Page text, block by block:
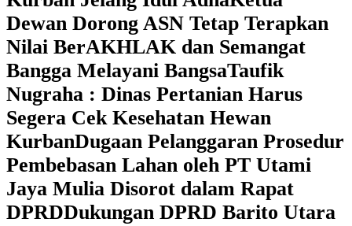
Dewan Dorong ASN Tetap Terapkan
Nilai BerAKHLAK dan Semangat
Bangga Melayani BangsaTaufik
Nugraha : Dinas Pertanian Harus
Segera Cek Kesehatan Hewan
KurbanDugaan Pelanggaran Prosedur
Pembebasan Lahan oleh PT Utami
Jaya Mulia Disorot dalam Rapat
DPRDDukungan DPRD Barito Utara